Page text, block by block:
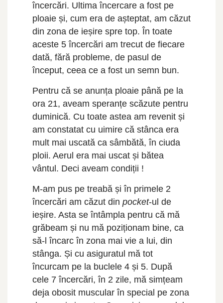
încercări. Ultima încercare a fost pe
ploaie și, cum era de așteptat, am căzut
din zona de ieșire spre top. În toate
aceste 5 încercări am trecut de fiecare
dată, fără probleme, de pasul de
început, ceea ce a fost un semn bun.
Pentru că se anunța ploaie până pe la
ora 21, aveam speranțe scăzute pentru
duminică. Cu toate astea am revenit și
am constatat cu uimire că stânca era
mult mai uscată ca sâmbătă, în ciuda
ploii. Aerul era mai uscat și bătea
vântul. Deci aveam condiții !
M-am pus pe treabă și în primele 2
încercări am căzut din pocket-ul de
ieșire. Asta se întâmpla pentru că mă
grăbeam și nu mă poziționam bine, ca
să-l încarc în zona mai vie a lui, din
stânga. Și cu asiguratul mă tot
încurcam pe la buclele 4 și 5. După
cele 7 încercări, în 2 zile, mă simțeam
deja obosit muscular în special pe zona